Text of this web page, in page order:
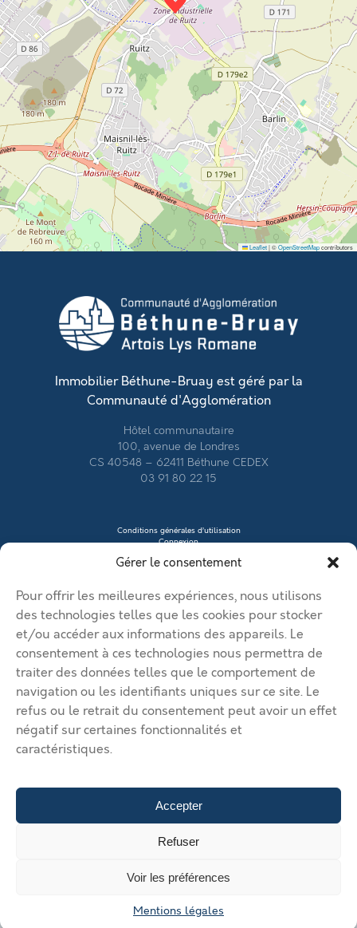
Gérer le consentement
Pour offrir les meilleures expériences, nous utilisons
des technologies telles que les cookies pour stocker
et/ou accéder aux informations des appareils. Le
consentement à ces technologies nous permettra de
traiter des données telles que le comportement de
navigation ou les identifiants uniques sur ce site. Le
refus ou le retrait du consentement peut avoir un effet
négatif sur certaines fonctionnalités et
caractéristiques.
Accepter
Refuser
Voir les préférences
Mentions légales
/mois hors charge
Leaflet|©OpenStreetMapcontributors
Immobilier Béthune-Bruay est géré par la
Communauté d'Agglomération
Hôtel communautaire
100, avenue de Londres
CS 40548 – 62411 Béthune CEDEX
03 91 80 22 15
Conditions générales d’utilisation
Connexion
Créer mon profil
Mentions légales
Modifier mon annonce
Mon compte
Nous contacter
© 2026 Immobilier Béthune Bruay. Tous droits réservés.
Vos solutions d’implantation dans l’agglomération Béthune Bruay
Vos solutions d’implantation dans
l’agglomération Béthune Bruay Artois Lys Romane
d’implantation dans l’agglomération Béthune Bruay Artois Lys
dans l’agglomération Béthune Bruay Artois Lys Romane
Gérer mes annonces